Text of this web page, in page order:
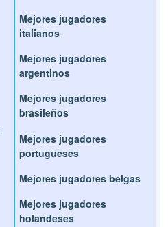
Mejores jugadores
italianos
Mejores jugadores
argentinos
Mejores jugadores
brasileños
Mejores jugadores
portugueses
Mejores jugadores belgas
Mejores jugadores
holandeses